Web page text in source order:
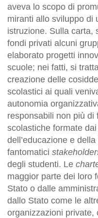
aveva lo scopo di
miranti allo sviluppo di
istruzione. Sulla carta,
fondi privati alcuni
elaborato progetti
scuole; nei fatti, si
creazione delle
scolastici ai quali
autonomia
responsabili non più di
scolastiche formate
dell’educazione e
fantomatici
degli studenti. Le
maggior parte dei loro
Stato o dalle
dallo Stato come le
organizzazioni private,